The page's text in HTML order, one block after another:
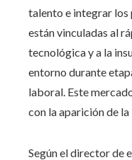
talento e integrar los
están vinculadas al
tecnológica y a la
entorno durante
laboral. Este
con la aparición de
Según el director de